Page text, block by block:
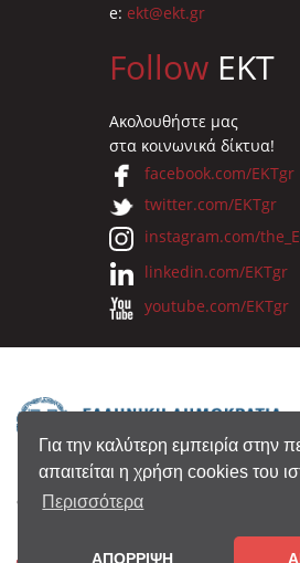
Για την καλύτερη εμπειρία στην
απαιτείται η χρήση cookies του
Περισσότερα
ΑΠΟΡΡΙΨΗ
e: ekt@ekt.gr
Follow EKT
Ακολουθήστε μας
στα κοινωνικά δίκτυα!
facebook.com/EKTgr
twitter.com/EKTgr
instagram.com/
linkedin.com/EKTgr
youtube.com/EKTgr
© 2026 Eθνικό Κέντρο Τεκμηρίωσης